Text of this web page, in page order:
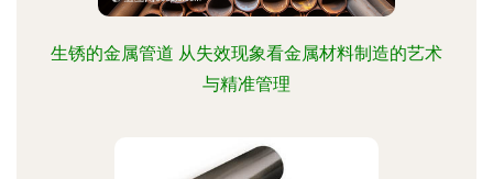
生锈的金属管道 从失效现象看金属材料制造的艺术
与精准管理